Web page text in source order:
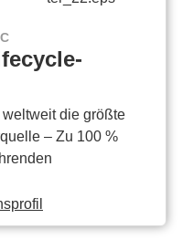
die größte
– Zu 100 %